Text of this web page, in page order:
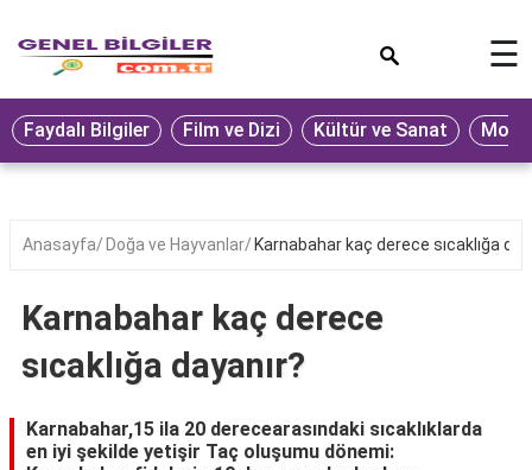
Eğitim
Ekonomi
Seyahat
Oyun
Yaşam
Hukuk
☰
Faydalı Bilgiler Film ve Dizi Kültür ve Sanat
Anasayfa Doğa ve Hayvanlar Karnabahar kaç derece sıcaklığa
Karnabahar kaç derece
sıcaklığa dayanır?
Karnabahar,15 ila 20 derecearasındaki sıcaklıklarda
en iyi şekilde yetişir Taç oluşumu dönemi: